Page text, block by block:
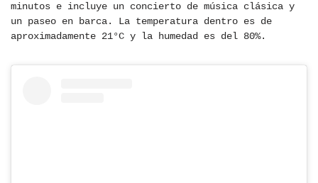
minutos e incluye un concierto de música clásica y
un paseo en barca. La temperatura dentro es de
aproximadamente 21°C y la humedad es del 80%.